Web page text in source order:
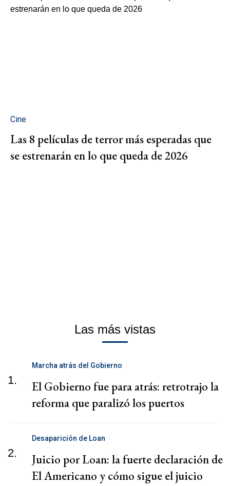
Cine
Las 8 películas de terror más esperadas que
se estrenarán en lo que queda de 2026
Las más vistas
1.
Marcha atrás del Gobierno
El Gobierno fue para atrás: retrotrajo la
reforma que paralizó los puertos
2.
Desaparición de Loan
Juicio por Loan: la fuerte declaración de
El Americano y cómo sigue el juicio